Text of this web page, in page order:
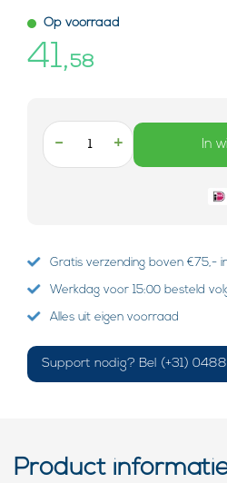
Op voorraad
41,58
- + In
Gratis verzending boven €75,-
Werkdag voor 15:00 besteld
Alles uit eigen voorraad
Support nodig? Bel (+31) 0488
Product